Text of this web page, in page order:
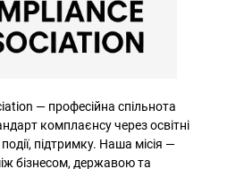
— професійна спільнота
комплаєнсу через освітні
підтримку. Наша місія —
бізнесом, державою та